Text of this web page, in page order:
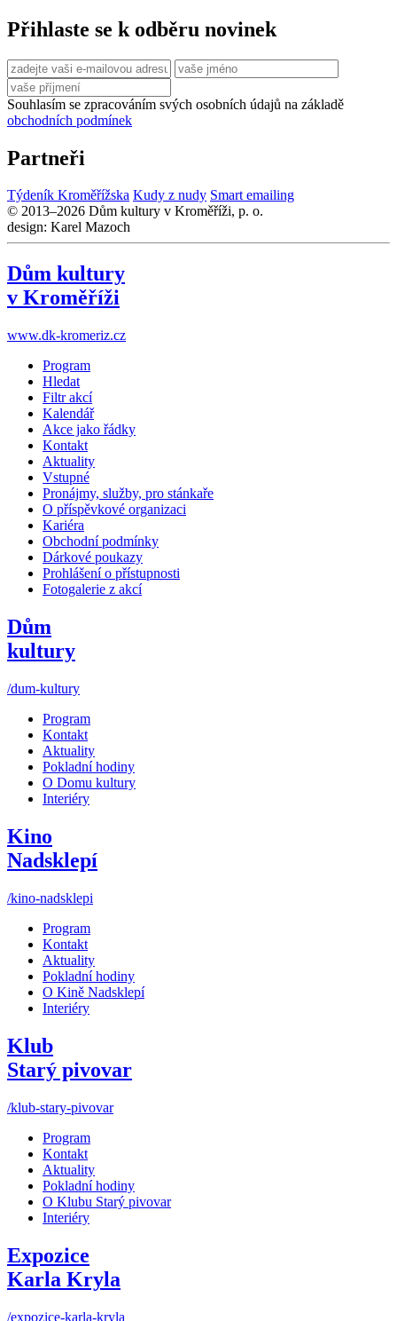
Přihlaste se k odběru novinek
Souhlasím se zpracováním svých osobních údajů na základě
obchodních podmínek
Partneři
Týdeník Kroměřížska Kudy z nudy Smart emailing
© 2013–2026 Dům kultury v Kroměříži, p. o.
design: Karel Mazoch
Dům kultury
v Kroměříži
www.dk-kromeriz.cz
Program
Hledat
Filtr akcí
Kalendář
Akce jako řádky
Kontakt
Aktuality
Vstupné
Pronájmy, služby, pro stánkaře
O příspěvkové organizaci
Kariéra
Obchodní podmínky
Dárkové poukazy
Prohlášení o přístupnosti
Fotogalerie z akcí
Dům
kultury
/dum-kultury
Program
Kontakt
Aktuality
Pokladní hodiny
O Domu kultury
Interiéry
Kino
Nadsklepí
/kino-nadsklepi
Program
Kontakt
Aktuality
Pokladní hodiny
O Kině Nadsklepí
Interiéry
Klub
Starý pivovar
/klub-stary-pivovar
Program
Kontakt
Aktuality
Pokladní hodiny
O Klubu Starý pivovar
Interiéry
Expozice
Karla Kryla
/expozice-karla-kryla